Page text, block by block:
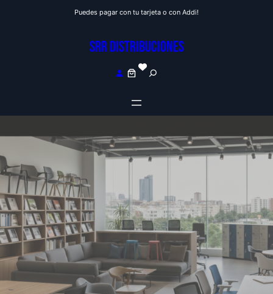
Puedes pagar con tu tarjeta o con Addi!
SRR DISTRIBUCIONES
S
e
h